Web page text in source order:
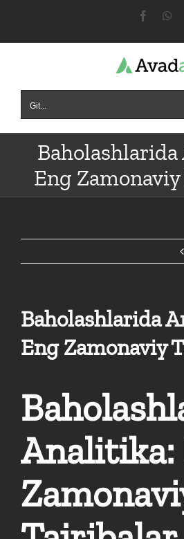
content
Git...
Eng
Baholashlarida
Eng Zamonaviy
Analitika: